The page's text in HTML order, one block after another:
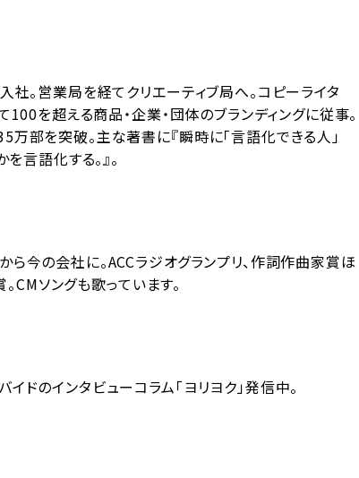
。営業局を経てクリエーティブ局へ。コピーライタ
100を超える商品・企業・団体のブランディングに従事。
部を突破。主な著書に『瞬時に「言語化できる人」
を言語化する。』。
ら今の会社に。ACCラジオグランプリ、作詞作曲家賞ほ
CMソングも歌っています。
ドのインタビューコラム「ヨリヨク」発信中。